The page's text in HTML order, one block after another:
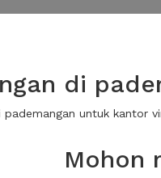
di
pademangan untuk kantor
Mohon